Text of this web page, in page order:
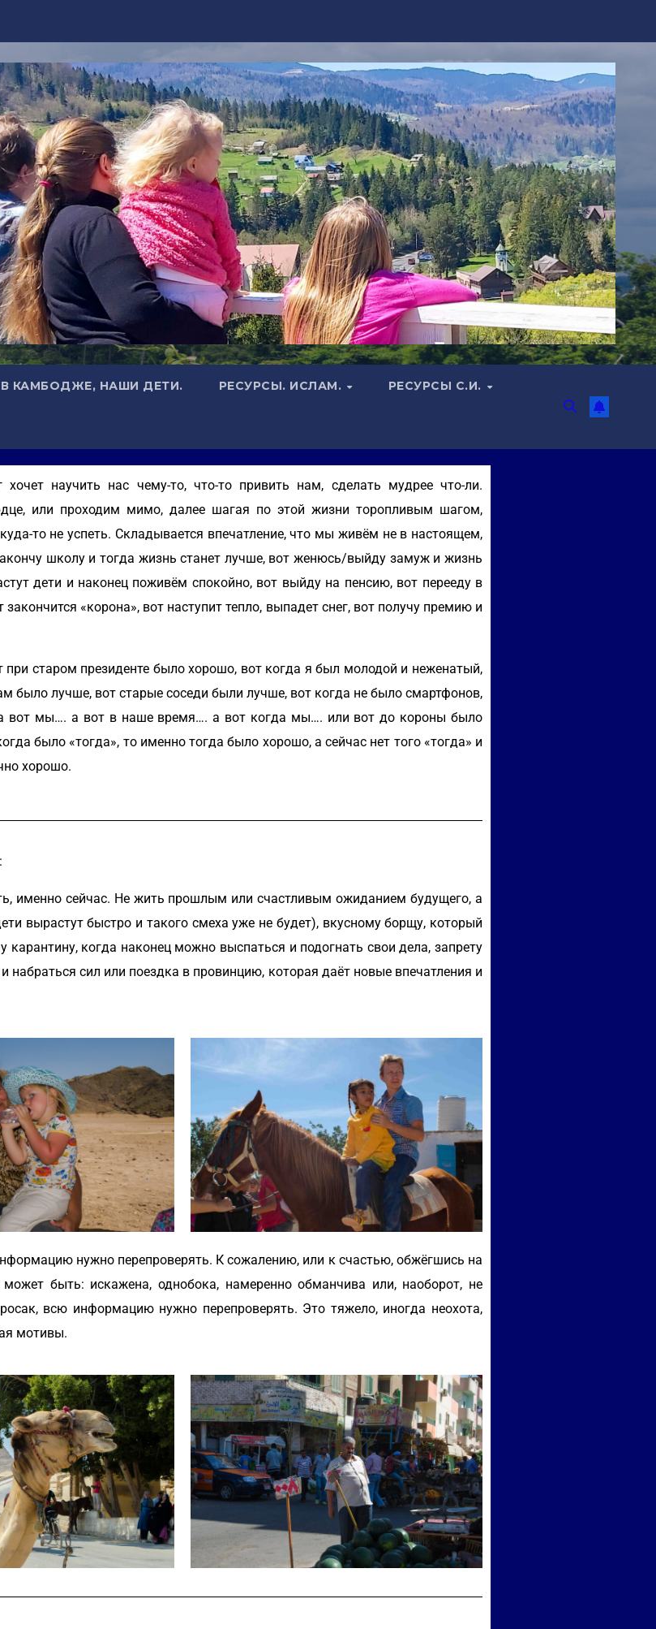
КАМБОДЖЕ, НАШИ ДЕТИ. РЕСУРСЫ. ИСЛАМ. РЕСУРСЫ С.И.
научить нас чему-то, что-то привить нам, сделать мудрее что-ли.
или проходим мимо, далее шагая по этой жизни торопливым шагом,
то не успеть. Складывается впечатление, что мы живём не в настоящем,
школу и тогда жизнь станет лучше, вот женюсь/выйду замуж и жизнь
дети и наконец поживём спокойно, вот выйду на пенсию, вот перееду в
«корона», вот наступит тепло, выпадет снег, вот получу премию и
старом президенте было хорошо, вот когда я был молодой и неженатый,
было лучше, вот старые соседи были лучше, вот когда не было смартфонов,
вот мы…. а вот в наше время…. а вот когда мы…. или вот до короны было
было «тогда», то именно тогда было хорошо, а сейчас нет того «тогда» и
хорошо.
именно сейчас. Не жить прошлым или счастливым ожиданием будущего, а
вырастут быстро и такого смеха уже не будет), вкусному борщу, который
когда наконец можно выспаться и подогнать свои дела, запрету
набраться сил или поездка в провинцию, которая даёт новые впечатления и
нужно перепроверять. К сожалению, или к счастью, обжёгшись на
быть: искажена, однобока, намеренно обманчива или, наоборот, не
всю информацию нужно перепроверять. Это тяжело, иногда неохота,
мотивы.